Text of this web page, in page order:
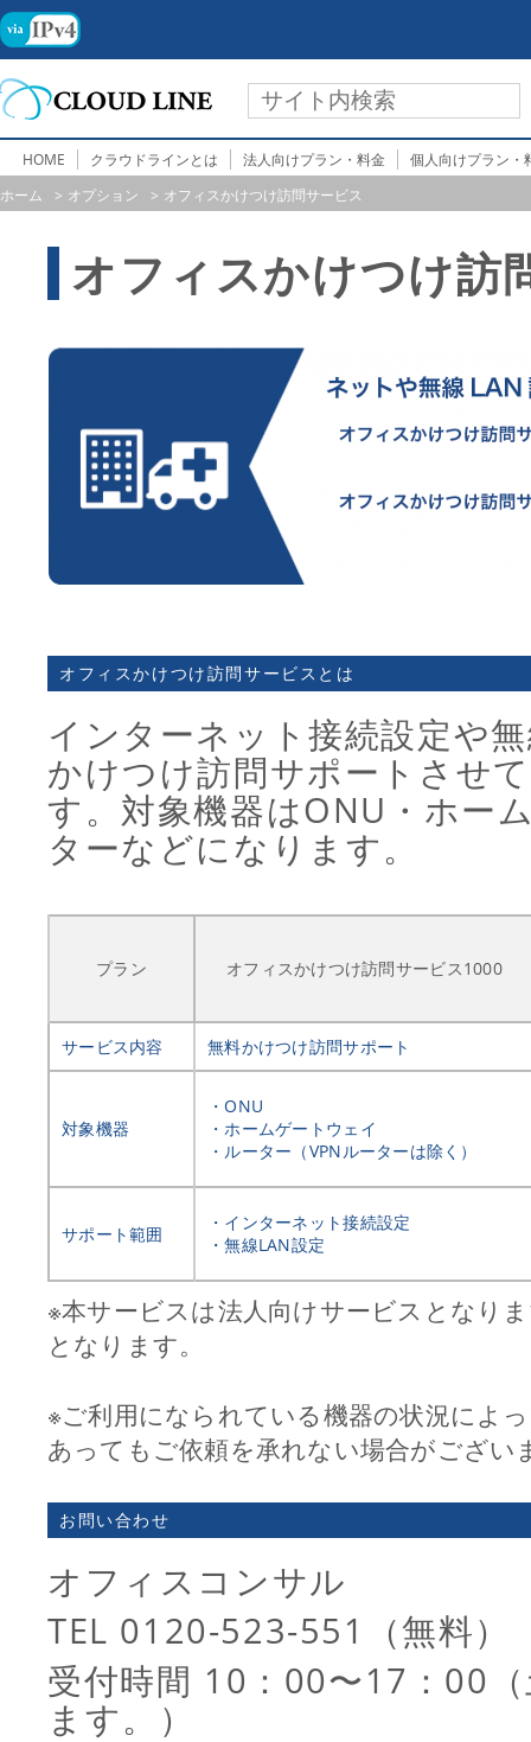
HOME クラウドラインとは 法人向けプラン・料金
個人向けプラン・
ホーム
オプション オフィスかけつけ訪問サービス
オフィスかけつけ訪
オフィスかけつけ訪問サービスとは
インターネット接続設定や
かけつけ訪問サポートさせ
す。対象機器はONU・ホー
ターなどになります。
プラン オフィスかけつけ訪問サービス1000
サービス内容 無料かけつけ訪問サポート
対象機器
・ONU
・ホームゲートウェイ
・ルーター（VPNルーターは除く）
サポート範囲
・インターネット接続設定
・無線LAN設定
※本サービスは法人向けサービスとなり
となります。
※ご利用になられている機器の状況によ
あってもご依頼を承れない場合がござい
お問い合わせ
オフィスコンサル
TEL 0120-523-551（無料）
受付時間 10：00〜17：00
ます。）